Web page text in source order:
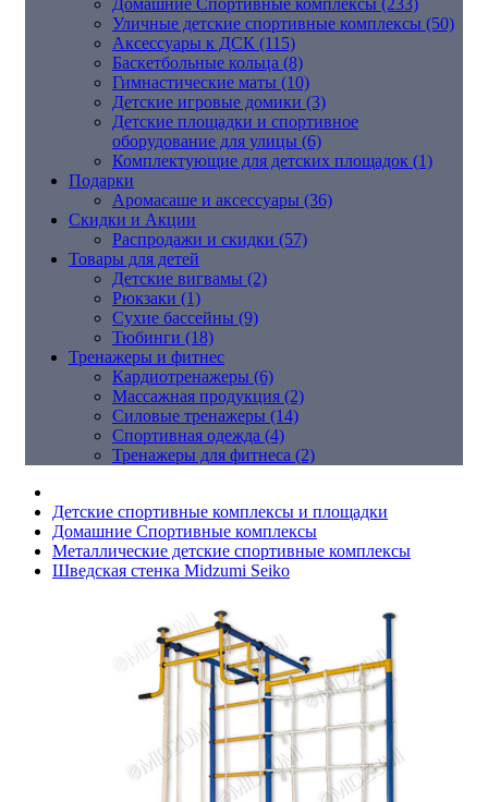
Домашние Спортивные комплексы (233)
Уличные детские спортивные комплексы (50)
Аксессуары к ДСК (115)
Баскетбольные кольца (8)
Гимнастические маты (10)
Детские игровые домики (3)
Детские площадки и спортивное
оборудование для улицы (6)
Комплектующие для детских площадок (1)
Подарки
Аромасаше и аксессуары (36)
Скидки и Акции
Распродажи и скидки (57)
Товары для детей
Детские вигвамы (2)
Рюкзаки (1)
Сухие бассейны (9)
Тюбинги (18)
Тренажеры и фитнес
Кардиотренажеры (6)
Массажная продукция (2)
Силовые тренажеры (14)
Спортивная одежда (4)
Тренажеры для фитнеса (2)
Детские спортивные комплексы и площадки
Домашние Спортивные комплексы
Металлические детские спортивные комплексы
Шведская стенка Midzumi Seiko